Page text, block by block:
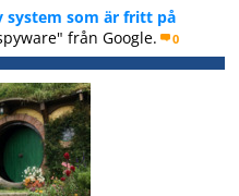
system som är fritt på
från Google. 0